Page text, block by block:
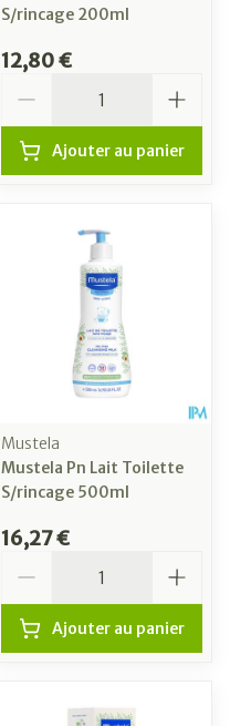
S/rincage 200ml
12,80 €
Ajouter au panier
Mustela
Mustela Pn Lait Toilette
S/rincage 500ml
16,27 €
Ajouter au panier